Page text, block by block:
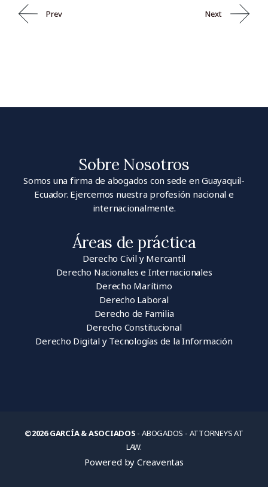
Prev Next
Sobre Nosotros
Somos una firma de abogados con sede en Guayaquil-
Ecuador. Ejercemos nuestra profesión nacional e
internacionalmente.
Áreas de práctica
Derecho Civil y Mercantil
Derecho Nacionales e Internacionales
Derecho Marítimo
Derecho Laboral
Derecho de Familia
Derecho Constitucional
Derecho Digital y Tecnologías de la Información
©2026 GARCÍA & ASOCIADOS - ABOGADOS - ATTORNEYS AT
LAW.
Powered by Creaventas